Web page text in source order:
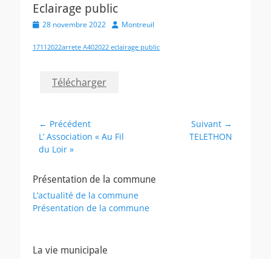
Eclairage public
Posted
28 novembre 2022 AuthorMontreuil
17112022arrete A402022 eclairage public
Télécharger
Navigation
de
l’article
← Précédent
Article
précédent :
L’ Association « Au Fil
du Loir »
Suivant →
TELETHON
Présentation de la commune
L’actualité de la commune
Présentation de la commune
La vie municipale